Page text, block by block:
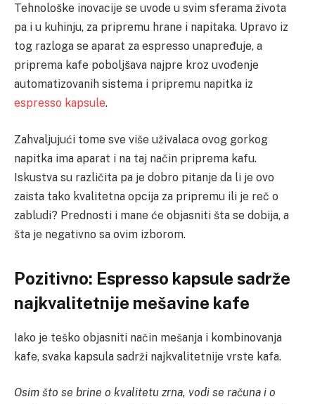
Tehnološke inovacije se uvode u svim sferama života
pa i u kuhinju, za pripremu hrane i napitaka. Upravo iz
tog razloga se aparat za espresso unapređuje, a
priprema kafe poboljšava najpre kroz uvođenje
automatizovanih sistema i pripremu napitka iz
espresso kapsule.
Zahvaljujući tome sve više uživalaca ovog gorkog
napitka ima aparat i na taj način priprema kafu.
Iskustva su različita pa je dobro pitanje da li je ovo
zaista tako kvalitetna opcija za pripremu ili je reč o
zabludi? Prednosti i mane će objasniti šta se dobija, a
šta je negativno sa ovim izborom.
Pozitivno: Espresso kapsule sadrže
najkvalitetnije mešavine kafe
Iako je teško objasniti način mešanja i kombinovanja
kafe, svaka kapsula sadrži najkvalitetnije vrste kafa.
Osim što se brine o kvalitetu zrna, vodi se računa i o